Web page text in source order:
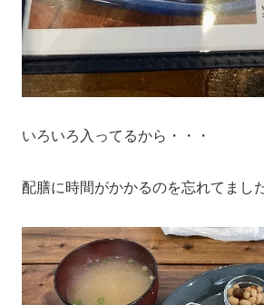
いろいろ入ってるから・・・
配膳に時間がかかるのを忘れてまし